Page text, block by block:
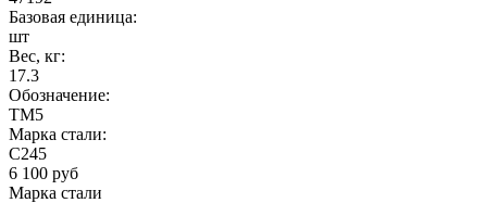
Базовая единица:
шт
Вес, кг:
17.3
Обозначение:
ТМ5
Марка стали:
С245
6 100 руб
Марка стали